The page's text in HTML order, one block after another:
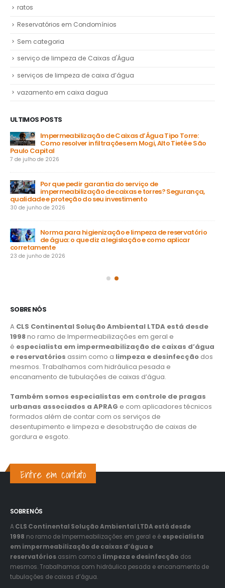
ratos
Reservatórios em Condomínios
Sem categoria
serviço de limpeza de Caixas d'Água
serviços de limpeza de caixa d’água
vazamento em caixa dagua
ULTIMOS POSTS
Impermeabilização de Caixas d’Água Tipo Torre:
Como resolver infiltrações em Mogi, Alto Tietê e São
Paulo Capital
7 de julho de 2026
Por que pedir garantia do serviço de
impermeabilização de caixas e torres? Segurança,
qualidade e proteção do seu investimento
30 de junho de 2026
Norma para higienização e limpeza de reservatório
de água: o que diz a legislação e como aplicar
corretamente
23 de junho de 2026
SOBRE NÓS
A CLS Continental Solução Ambiental LTDA está desde
1998no ramo de Impermeabilizações em geral e
é especialista em impermeabilização de caixas d’água
e reservatórios assim como a limpeza e desinfecção dos
mesmos. Trabalhamos com hidráulica pesada e
encanamento de tubulações de caixas d’água.
Também somos especialistas em controle de pragas
urbanas associados a APRAG e com aplicadores técnicos
formados além de contar com os serviços de
desentupimento e limpeza e desobstrução de caixas de
gordura e esgoto.
Entre em contato
SOBRE NÓS
ACLS Continental Solução Ambiental LTDA está desde
1998 no ramo de Impermeabilizações em geral e é especialista
em impermeabilização de caixas d’água e
reservatórios assim como a limpeza e desinfecção dos
mesmos. Trabalhamos com hidráulica pesada e encanamento de
tubulações de caixas d’água.